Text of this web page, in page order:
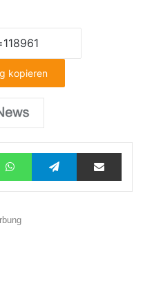
kopieren
WhatsAppTelegramTeilen via E-Mail